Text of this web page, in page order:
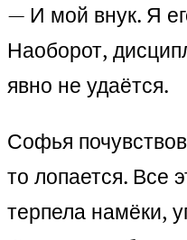
— И мой внук. Я
Наоборот,
явно не удаётся.
Софья
то лопается. Все
терпела намёки,